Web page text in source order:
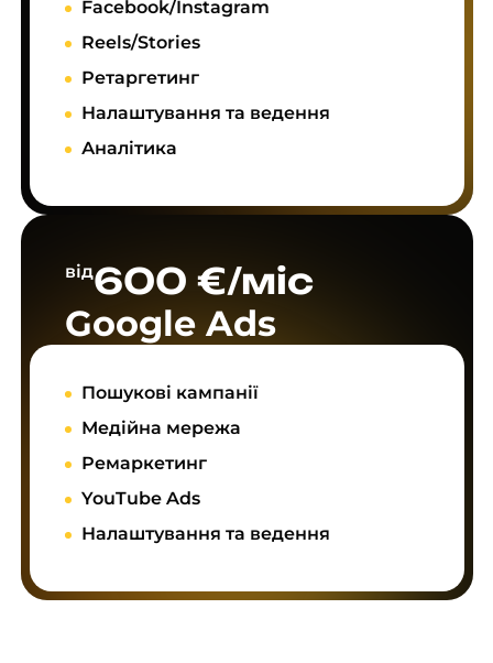
від600 €/міс
Google Ads
Пошукові кампанії
Медійна мережа
Ремаркетинг
YouTube Ads
Налаштування та ведення
Facebook/Instagram
Reels/Stories
Ретаргетинг
Налаштування та ведення
Аналітика